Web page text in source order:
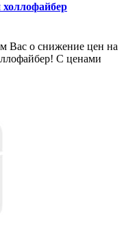
Вас о снижение цен на
С ценами